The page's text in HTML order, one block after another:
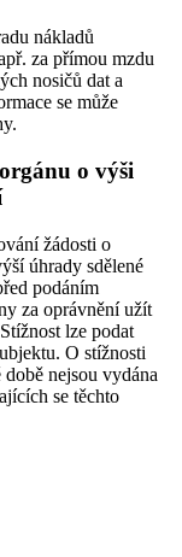
nákladů
za přímou mzdu
nosičů dat a
se může
o výši
žádosti o
úhrady sdělené
podáním
za oprávnění užít
lze podat
O stížnosti
nejsou vydána
se těchto